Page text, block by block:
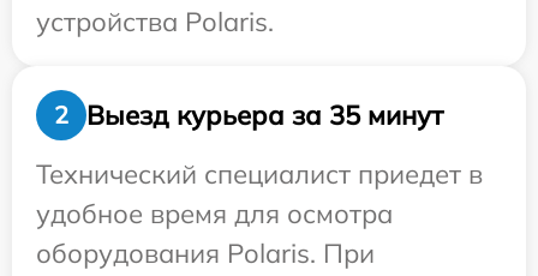
устройства Polaris.
2
Выезд курьера за 35 минут
Технический специалист приедет в
удобное время для осмотра
оборудования Polaris. При